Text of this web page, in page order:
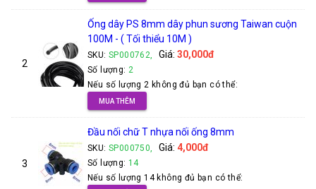
2
Ống dây PS 8mm dây phun sương Taiwan cuộn
100M - ( Tối thiểu 10M )
SKU: SP000762, Giá: 30,000đ
Số lượng: 2
Nếu số lượng 2 không đủ bạn có thể:
MUA THÊM
3
Đầu nối chữ T nhựa nối ống 8mm
SKU: SP000750, Giá: 4,000đ
Số lượng: 14
Nếu số lượng 14 không đủ bạn có thể: